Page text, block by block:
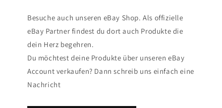
Besuche auch unseren eBay Shop. Als offizielle
eBay Partner findest du dort auch Produkte die
dein Herz begehren.
Du möchtest deine Produkte über unseren eBay
Account verkaufen? Dann schreib uns einfach eine
Nachricht